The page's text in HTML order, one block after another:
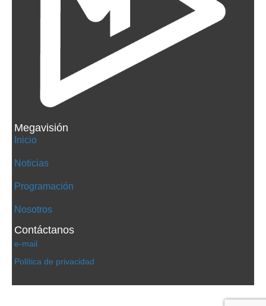
Megavisión
Inicio
Noticias
Programación
Nosotros
Contáctanos
e-mail
Política de privacidad